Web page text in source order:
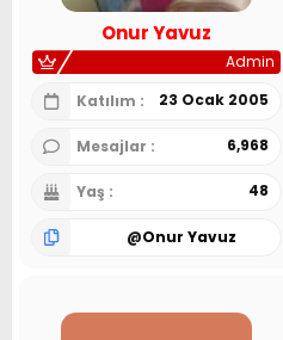
Onur Yavuz
Admin
Katılım
23 Ocak 2005
Mesajlar 6,968
Yaş 48
@Onur Yavuz